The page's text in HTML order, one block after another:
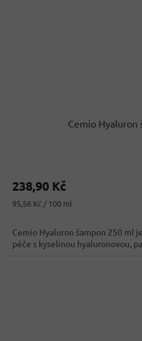
Cemio Hyaluron
238,90 Kč
Měrná
95,56 Kč / 100 ml
Cemio Hyaluron šampon 250 ml
péče s kyselinou hyaluronovou,